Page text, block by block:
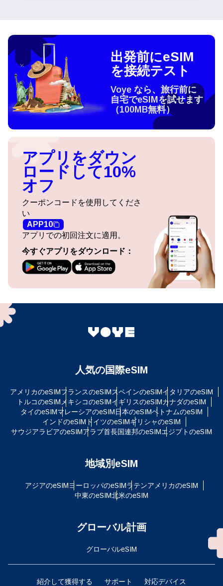
出発前にeSIM
を接続テスト
Voye なら、旅行前に
自宅でeSIMを試せます
（100MB無料）
アプリをダウン
ロードして10%
オフ
クーポンコードを使用してくださ
い
APP10
アプリでの初回注文に適用。
今すぐアプリをダウンロード：
人気の国際eSIM
アメリカのeSIMフランスのeSIMスペインのeSIMイタリアのeSIM
トルコのeSIM メキシコのeSIMイギリスのeSIMカナダのeSIM
タイのeSIMマレーシアのeSIM日本のeSIMベトナムのeSIM
インドのeSIM ドイツのeSIMギリシャのeSIM
サウジアラビアのeSIMアラブ首長国連邦のeSIMエジプトのeSIM
地域別eSIM
アジアのeSIMヨーロッパのeSIMラテンアメリカのeSIM
中東のeSIM北米のeSIM
グローバル計画
グローバルeSIM
紹介して獲得する サポート 対応デバイス